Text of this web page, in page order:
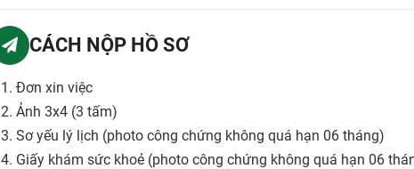
CÁCH NỘP HỒ SƠ
1. Đơn xin việc
2. Ảnh 3x4 (3 tấm)
3. Sơ yếu lý lịch (photo công chứng không quá hạn 06 tháng)
4. Giấy khám sức khoẻ (photo công chứng không quá hạn 06